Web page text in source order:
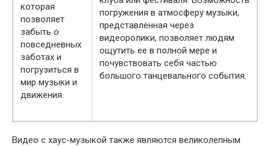
которая
позволяет
забыть о
повседневных
заботах и
погрузиться в
мир музыки и
движения.
погружения в атмосферу музыки,
представленная через
видеоролики, позволяет людям
ощутить ее в полной мере и
почувствовать себя частью
большого танцевального события.
Видео с хаус-музыкой также являются великолепным